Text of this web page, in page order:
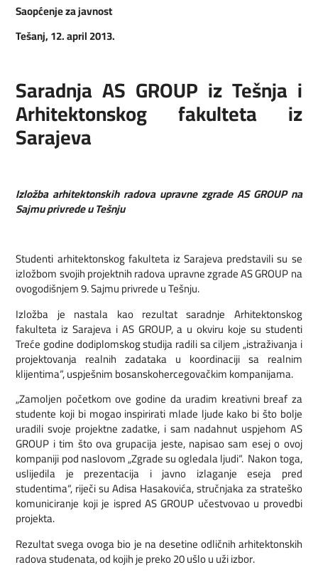
Saopćenje za javnost
Tešanj, 12. april 2013.
Saradnja AS GROUP iz Tešnja i
Arhitektonskog fakulteta iz
Sarajeva
Izložba arhitektonskih radova upravne zgrade AS GROUP na
Sajmu privrede u Tešnju
Studenti arhitektonskog fakulteta iz Sarajeva predstavili su se
izložbom svojih projektnih radova upravne zgrade AS GROUP na
ovogodišnjem 9. Sajmu privrede u Tešnju.
Izložba je nastala kao rezultat saradnje Arhitektonskog
fakulteta iz Sarajeva i AS GROUP, a u okviru koje su studenti
Treće godine dodiplomskog studija radili sa ciljem „istraživanja i
projektovanja realnih zadataka u koordinaciji sa realnim
klijentima“, uspješnim bosanskohercegovačkim kompanijama.
„Zamoljen početkom ove godine da uradim kreativni breaf za
studente koji bi mogao inspirirati mlade ljude kako bi što bolje
uradili svoje projektne zadatke, i sam nadahnut uspjehom AS
GROUP i tim što ova grupacija jeste, napisao sam esej o ovoj
kompaniji pod naslovom „Zgrade su ogledala ljudi“. Nakon toga,
uslijedila je prezentacija i javno izlaganje eseja pred
studentima“, riječi su Adisa Hasakovića, stručnjaka za strateško
komuniciranje koji je ispred AS GROUP učestvovao u provedbi
projekta.
Rezultat svega ovoga bio je na desetine odličnih arhitektonskih
radova studenata, od kojih je preko 20 ušlo u uži izbor.